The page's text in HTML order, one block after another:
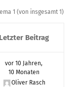
1 (von insgesamt 1)
Letzter Beitrag
vor 10 Jahren,
10 Monaten
Oliver Rasch